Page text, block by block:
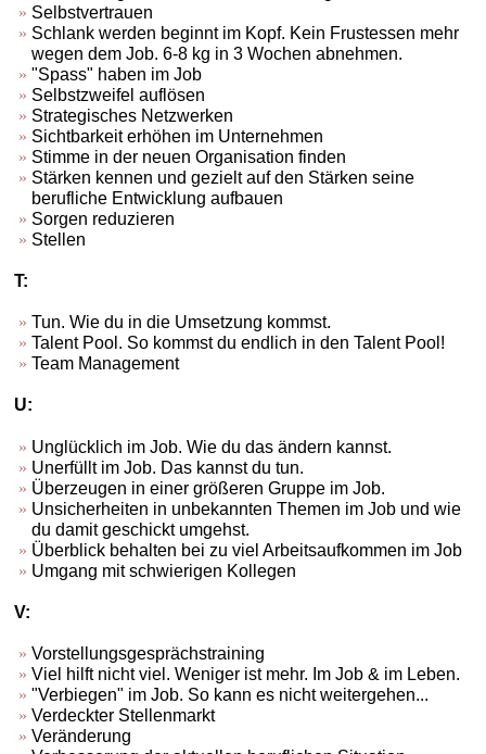
Selbstvertrauen
Schlank werden beginnt im Kopf. Kein Frustessen mehr
wegen dem Job. 6-8 kg in 3 Wochen abnehmen.
"Spass" haben im Job
Selbstzweifel auflösen
Strategisches Netzwerken
Sichtbarkeit erhöhen im Unternehmen
Stimme in der neuen Organisation finden
Stärken kennen und gezielt auf den Stärken seine
berufliche Entwicklung aufbauen
Sorgen reduzieren
Stellen
T:
Tun. Wie du in die Umsetzung kommst.
Talent Pool. So kommst du endlich in den Talent Pool!
Team Management
U:
Unglücklich im Job. Wie du das ändern kannst.
Unerfüllt im Job. Das kannst du tun.
Überzeugen in einer größeren Gruppe im Job.
Unsicherheiten in unbekannten Themen im Job und wie
du damit geschickt umgehst.
Überblick behalten bei zu viel Arbeitsaufkommen im Job
Umgang mit schwierigen Kollegen
V:
Vorstellungsgesprächstraining
Viel hilft nicht viel. Weniger ist mehr. Im Job & im Leben.
"Verbiegen" im Job. So kann es nicht weitergehen...
Verdeckter Stellenmarkt
Veränderung